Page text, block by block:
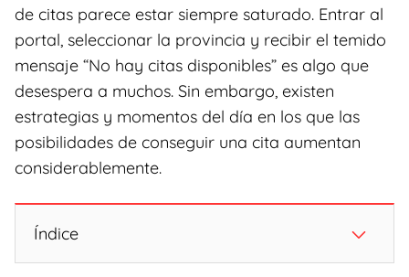
de citas parece estar siempre saturado. Entrar al
portal, seleccionar la provincia y recibir el temido
mensaje “No hay citas disponibles” es algo que
desespera a muchos. Sin embargo, existen
estrategias y momentos del día en los que las
posibilidades de conseguir una cita aumentan
considerablemente.
Índice